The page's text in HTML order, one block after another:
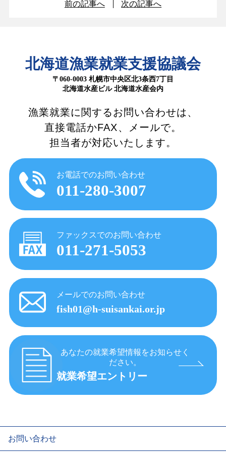
前の記事へ 次の記事へ
北海道漁業就業支援協議会
〒060-0003 札幌市中央区北3条西7丁目
北海道水産ビル 北海道水産会内
漁業就業に関するお問い合わせは、
直接電話かFAX、メールで。
担当者が対応いたします。
お電話でのお問い合わせ
011-280-3007
ファックスでのお問い合わせ
011-271-5053
メールでのお問い合わせ
fish01@h-suisankai.or.jp
あなたの就業希望情報をお知らせく
ださい。
就業希望エントリー
お問い合わせ